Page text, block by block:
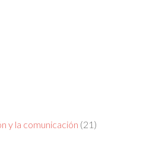
y la comunicación (21)